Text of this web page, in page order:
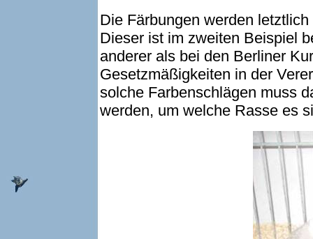
Die Färbungen werden
Dieser ist im zweiten Beispiel
anderer als bei den Berliner
Gesetzmäßigkeiten in der
solche Farbenschlägen muss
werden, um welche Rasse es